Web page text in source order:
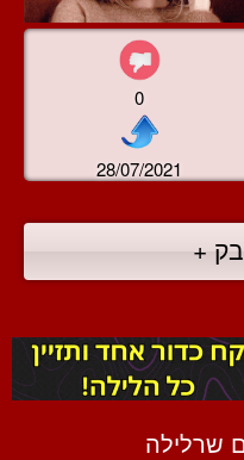
0
28/07/2021
+
שרלילה